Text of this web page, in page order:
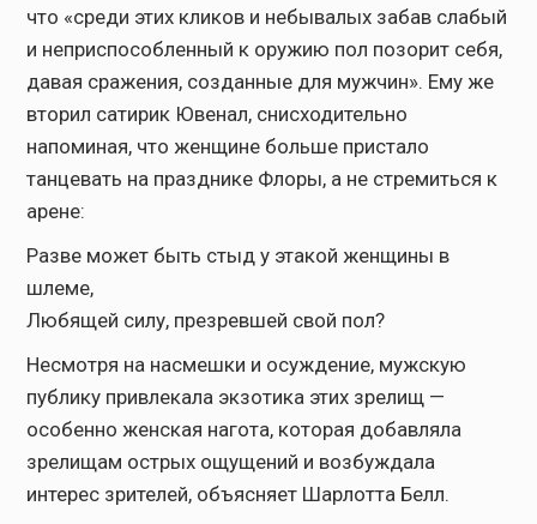
что «среди этих кликов и небывалых забав слабый
и неприспособленный к оружию пол позорит себя,
давая сражения, созданные для мужчин». Ему же
вторил сатирик Ювенал, снисходительно
напоминая, что женщине больше пристало
танцевать на празднике Флоры, а не стремиться к
арене:
Разве может быть стыд у этакой женщины в
шлеме,
Любящей силу, презревшей свой пол?
Несмотря на насмешки и осуждение, мужскую
публику привлекала экзотика этих зрелищ —
особенно женская нагота, которая добавляла
зрелищам острых ощущений и возбуждала
интерес зрителей, объясняет Шарлотта Белл.